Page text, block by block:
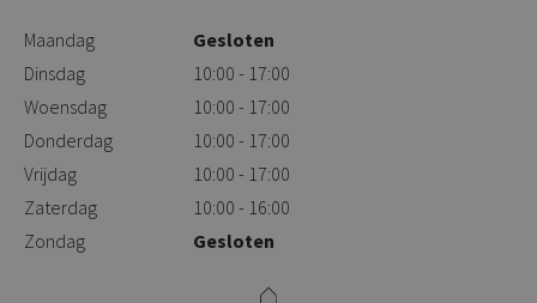
Maandag
Gesloten
Dinsdag
10:00 - 17:00
Woensdag
10:00 - 17:00
Donderdag
10:00 - 17:00
Vrijdag
10:00 - 17:00
Zaterdag
10:00 - 16:00
Zondag
Gesloten